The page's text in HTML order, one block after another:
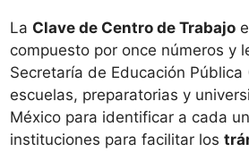
La Clave de Centro de Trabajo
compuesto por once números y
Secretaría de Educación Pública
escuelas, preparatorias y
México para identificar a cada
instituciones para facilitar los